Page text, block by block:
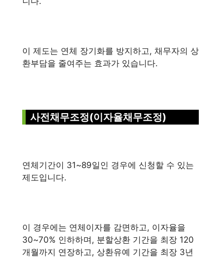
이 제도는 연체 장기화를 방지하고, 채무자의 상
환부담을 줄여주는 효과가 있습니다.
사전채무조정(이자율채무조정)
연체기간이 31~89일인 경우에 신청할 수 있는
제도입니다.
이 경우에는 연체이자를 감면하고, 이자율을
30~70% 인하하며, 분할상환 기간을 최장 120
개월까지 연장하고, 상환유예 기간을 최장 3년